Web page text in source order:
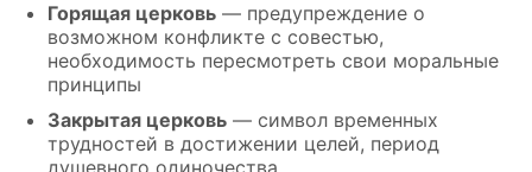
Горящая церковь — предупреждение о
возможном конфликте с совестью,
необходимость пересмотреть свои моральные
принципы
Закрытая церковь — символ временных
трудностей в достижении целей, период